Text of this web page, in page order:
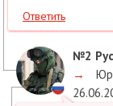
Ответить
№2
→